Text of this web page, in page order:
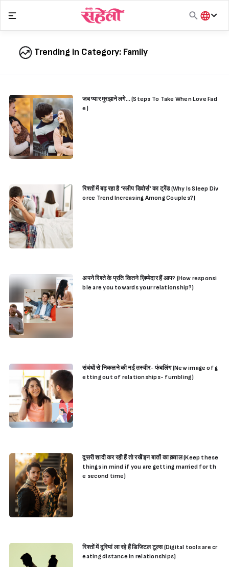
content
हिंदी
Trending in Category: Family
जब प्यार मुरझाने लगे… (Steps To Take When Love Fad
e)
रिश्तों में बढ़ रहा है ‘स्लीप डिवोर्स’ का ट्रेंड (Why Is Sleep Div
orce Trend Increasing Among Couples?)
अपने रिश्ते के प्रति कितने ज़िम्मेदार हैं आप? (How responsi
ble are you towards your relationship?)
संबंधों से निकलने की नई तस्वीर- फंबलिंग (New image of g
etting out of relationships- fumbling)
दूसरी शादी कर रही हैं तो रखेें इन बातों का ख़्याल (Keep these
things in mind if you are getting married for th
e second time)
रिश्तों में दूरियां ला रहे हैं डिजिटल टूल्स (Digital tools are cr
eating distance in relationships)